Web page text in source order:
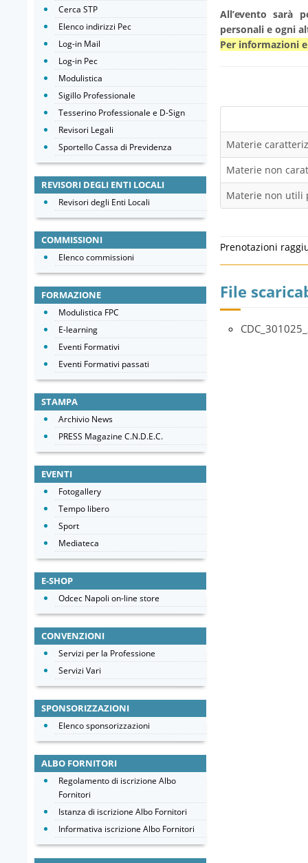
All’evento sarà
personali e ogni
Per informazioni
Materie
Materie non
Materie non utili
Prenotazioni
File
Cerca STP
Elenco indirizzi Pec
Log-in Mail
Log-in Pec
Modulistica
Sigillo Professionale
Tesserino Professionale e D-Sign
Revisori Legali
Sportello Cassa di Previdenza
REVISORI DEGLI ENTI LOCALI
Revisori degli Enti Locali
COMMISSIONI
Elenco commissioni
FORMAZIONE
Modulistica FPC
E-learning
Eventi Formativi
Eventi Formativi passati
STAMPA
Archivio News
PRESS Magazine C.N.D.E.C.
EVENTI
Fotogallery
Tempo libero
Sport
Mediateca
E-SHOP
Odcec Napoli on-line store
CONVENZIONI
Servizi per la Professione
Servizi Vari
SPONSORIZZAZIONI
Elenco sponsorizzazioni
ALBO FORNITORI
Regolamento di iscrizione Albo
Fornitori
Istanza di iscrizione Albo Fornitori
Informativa iscrizione Albo Fornitori